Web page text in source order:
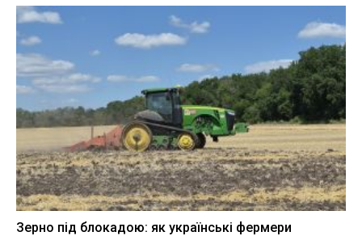
Зерно під блокадою: як українські фермери